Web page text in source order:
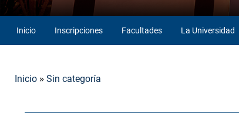
Inicio Inscripciones Facultades La Universidad
Inicio » Sin categoría